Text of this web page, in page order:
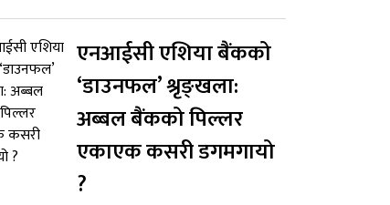
एनआईसी एशिया बैंकको
‘डाउनफल’ श्रृङ्खला:
अब्बल बैंकको पिल्लर
एकाएक कसरी डगमगायो
?